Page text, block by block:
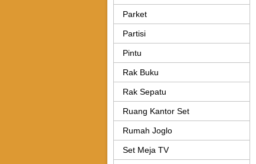
Parket
Partisi
Pintu
Rak Buku
Rak Sepatu
Ruang Kantor Set
Rumah Joglo
Set Meja TV